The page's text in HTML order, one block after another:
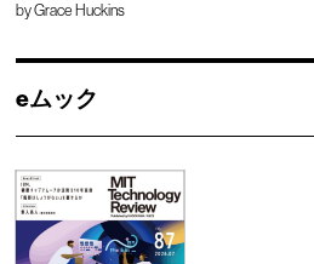
byGrace Huckins
eムック